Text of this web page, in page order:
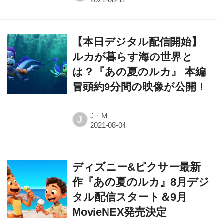
【本日デジタル配信開始】
ルカが暮らす海の世界と
は？『あの夏のルカ』 本編
冒頭約9分間の映像が公開！
J J・M
ディズニー&ピクサー最新
作『あの夏のルカ』8月デジ
タル配信スタート＆9月
MovieNEX発売決定